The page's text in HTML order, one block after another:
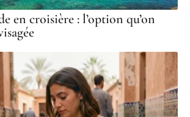
en croisière : l’option qu’on